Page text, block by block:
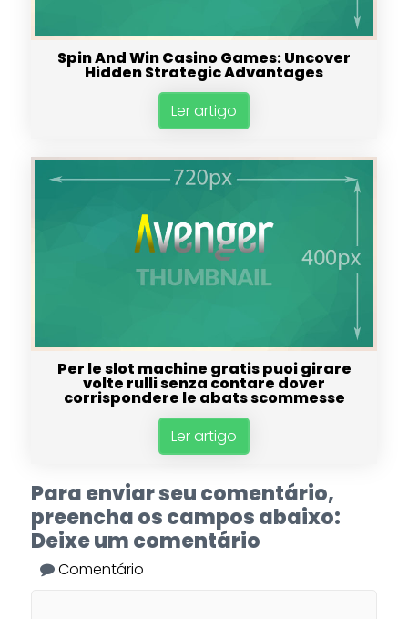
Spin And Win Casino Games: Uncover
Hidden Strategic Advantages
Ler artigo
Per le slot machine gratis puoi girare
volte rulli senza contare dover
corrispondere le abats scommesse
Ler artigo
Para enviar seu comentário,
preencha os campos abaixo:
Deixe um comentário
Comentário